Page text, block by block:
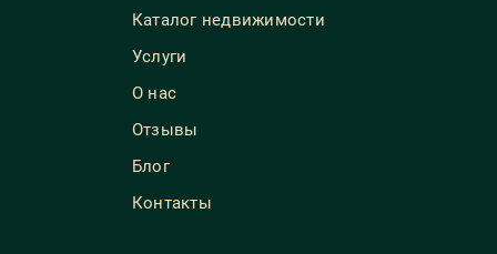
Каталог недвижимости
Услуги
О нас
Отзывы
Блог
Контакты